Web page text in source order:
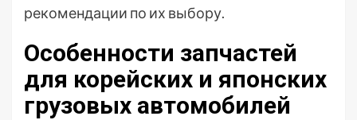
рекомендации по их выбору.
Особенности запчастей
для корейских и японских
грузовых автомобилей